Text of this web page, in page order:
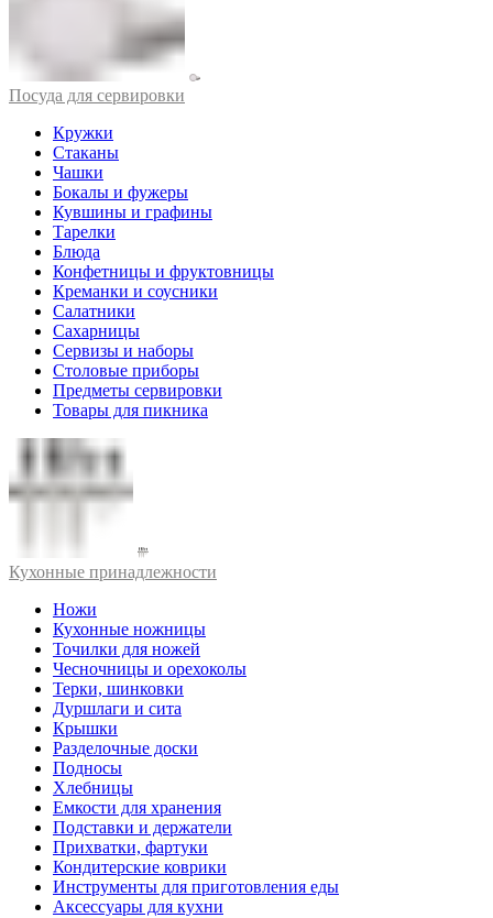
Посуда для сервировки
Кружки
Стаканы
Чашки
Бокалы и фужеры
Кувшины и графины
Тарелки
Блюда
Конфетницы и фруктовницы
Креманки и соусники
Салатники
Сахарницы
Сервизы и наборы
Столовые приборы
Предметы сервировки
Товары для пикника
Кухонные принадлежности
Ножи
Кухонные ножницы
Точилки для ножей
Чесночницы и орехоколы
Терки, шинковки
Дуршлаги и сита
Крышки
Разделочные доски
Подносы
Хлебницы
Емкости для хранения
Подставки и держатели
Прихватки, фартуки
Кондитерские коврики
Инструменты для приготовления еды
Аксессуары для кухни